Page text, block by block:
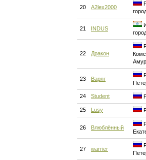
20 A2lex2000
21 INDUS
22 Дракон
23 Варяг
24 Student
25 Lusy
26 Влюблённый
27 warrier